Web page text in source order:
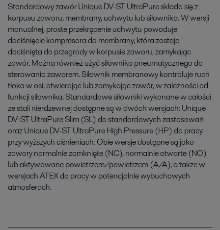
Standardowy zawór Unique DV-ST UltraPure składa się z
korpusu zaworu, membrany, uchwytu lub siłownika. W wersji
manualnej, proste przekręcenie uchwytu powoduje
dociśnięcie kompresora do membrany, która zostaje
dociśnięta do przegrody w korpusie zaworu, zamykając
zawór. Można również użyć siłownika pneumatycznego do
sterowania zaworem. Siłownik membranowy kontroluje ruch
tłoka w osi, otwierając lub zamykając zawór, w zależności od
funkcji siłownika. Standardowe siłowniki wykonane w całości
ze stali nierdzewnej dostępne są w dwóch wersjach: Unique
DV-ST UltraPure Slim (SL) do standardowych zastosowań
oraz Unique DV-ST UltraPure High Pressure (HP) do pracy
przy wyższych ciśnieniach. Obie wersje dostępne są jako
zawory normalnie zamknięte (NC), normalnie otwarte (NO)
lub aktywowane powietrzem/powietrzem (A/A), a także w
wersjach ATEX do pracy w potencjalnie wybuchowych
atmosferach.